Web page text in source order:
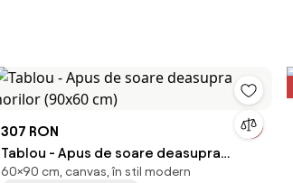
307 RON
Tablou - Apus de soare deasupra
norilor (90x60 cm)
60×90 cm, canvas, în stil modern